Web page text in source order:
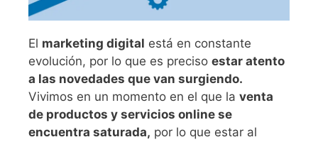
El marketing digital está en constante
evolución, por lo que es preciso estar atento
a las novedades que van surgiendo.
Vivimos en un momento en el que la venta
de productos y servicios online se
encuentra saturada, por lo que estar al